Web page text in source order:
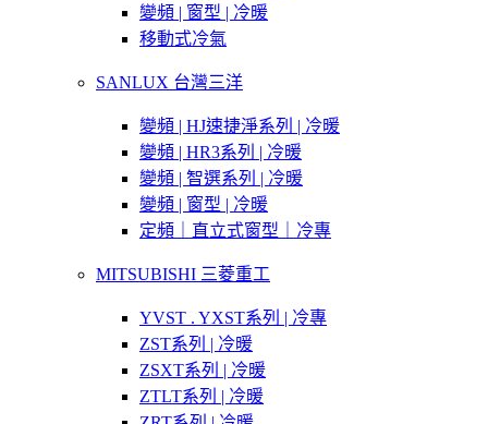
變頻 | 窗型 | 冷暖
移動式冷氣
SANLUX 台灣三洋
變頻 | HJ速捷淨系列 | 冷暖
變頻 | HR3系列 | 冷暖
變頻 | 智選系列 | 冷暖
變頻 | 窗型 | 冷暖
定頻｜直立式窗型｜冷專
MITSUBISHI 三菱重工
YVST . YXST系列 | 冷專
ZST系列 | 冷暖
ZSXT系列 | 冷暖
ZTLT系列 | 冷暖